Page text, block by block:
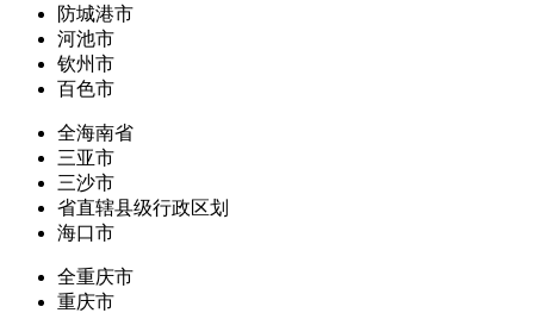
防城港市
河池市
钦州市
百色市
全海南省
三亚市
三沙市
省直辖县级行政区划
海口市
全重庆市
重庆市